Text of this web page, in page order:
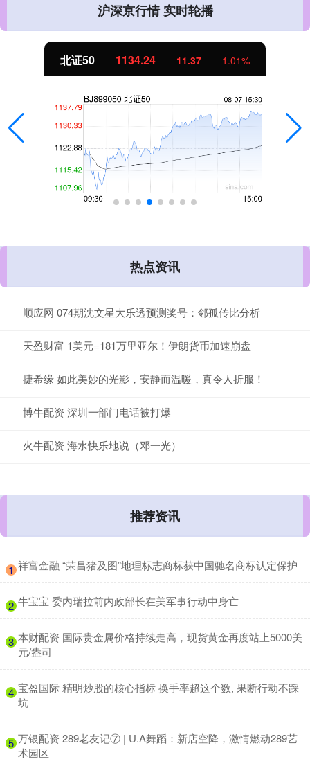
沪深京行情 实时轮播
北证50 1134.24 11.37 1.01%
热点资讯
顺应网 074期沈文星大乐透预测奖号：邻孤传比分析
天盈财富 1美元=181万里亚尔！伊朗货币加速崩盘
捷希缘 如此美妙的光影，安静而温暖，真令人折服！
博牛配资 深圳一部门电话被打爆
火牛配资 海水快乐地说（邓一光）
推荐资讯
1 ​祥富金融 “荣昌猪及图”地理标志商标获中国驰名商标认定保护
2 ​牛宝宝 委内瑞拉前内政部长在美军事行动中身亡
3 ​本财配资 国际贵金属价格持续走高，现货黄金再度站上5000美
元/盎司
4 ​宝盈国际 精明炒股的核心指标 换手率超这个数, 果断行动不踩
坑
5 ​万银配资 289老友记⑦ | U.A舞蹈：新店空降，激情燃动289艺
术园区